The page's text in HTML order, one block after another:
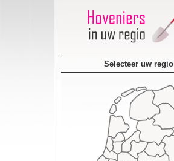
Selecteer uw regio